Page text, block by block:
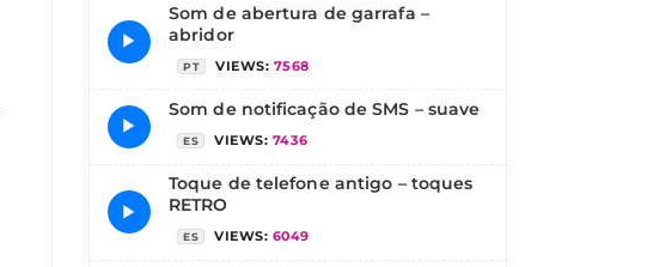
▶
Som de abertura de garrafa –
abridor
PT VIEWS: 7568
▶
Som de notificação de SMS – suave
ES VIEWS: 7436
▶
Toque de telefone antigo – toques
RETRO
ES VIEWS: 6049